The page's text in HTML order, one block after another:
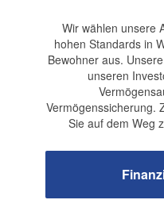
Wir wählen unsere
hohen Standards in
Bewohner aus.
unseren
Vermögenssicherung.
Sie auf dem Weg